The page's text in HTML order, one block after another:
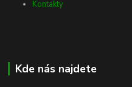
Kontakty
Kde nás najdete